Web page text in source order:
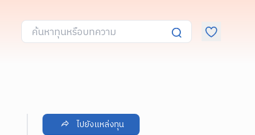
ไปยังแหล่งทุน